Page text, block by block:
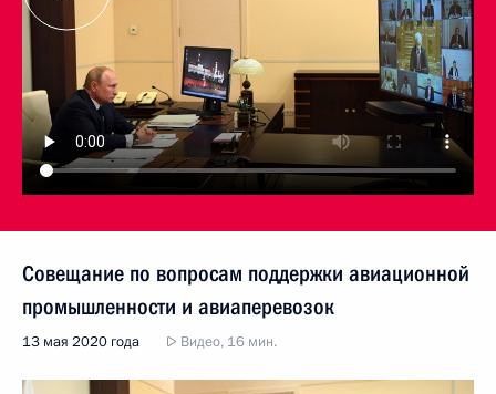
Совещание по вопросам поддержки авиационной
промышленности и авиаперевозок
13 мая 2020 года Видео, 16 мин.